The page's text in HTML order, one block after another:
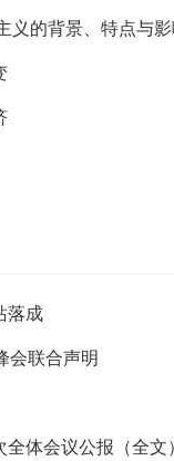
义的背景、特点与
落成
会联合声明
全体会议公报（全文